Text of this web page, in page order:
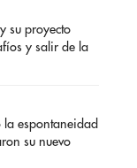
su proyecto
y salir de la
la espontaneidad
su nuevo